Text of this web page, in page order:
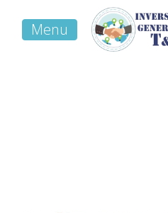
Menu